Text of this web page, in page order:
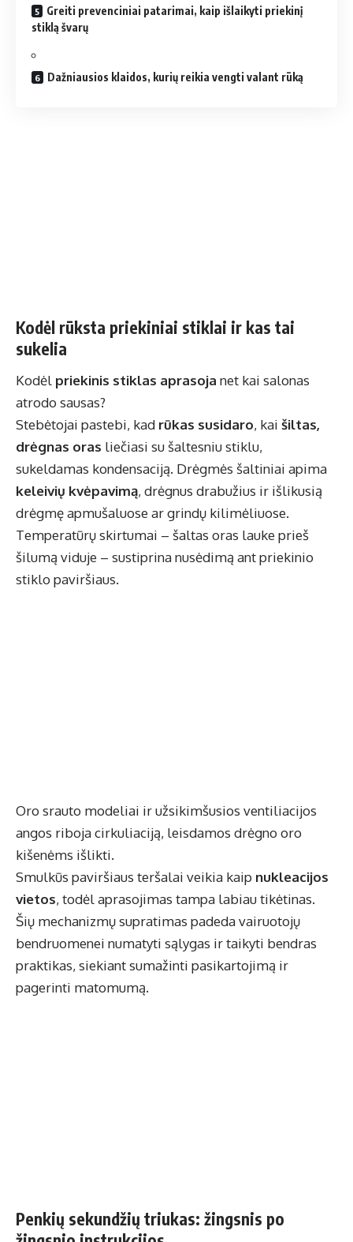
Greiti prevenciniai patarimai, kaip išlaikyti priekinį
stiklą švarų
Dažniausios klaidos, kurių reikia vengti valant rūką
Kodėl rūksta priekiniai stiklai ir kas tai
sukelia
Kodėl priekinis stiklas aprasoja net kai salonas
atrodo sausas?
Stebėtojai pastebi, kad rūkas susidaro, kai šiltas,
drėgnas oras liečiasi su šaltesniu stiklu,
sukeldamas kondensaciją. Drėgmės šaltiniai apima
keleivių kvėpavimą, drėgnus drabužius ir išlikusią
drėgmę apmušaluose ar grindų kilimėliuose.
Temperatūrų skirtumai – šaltas oras lauke prieš
šilumą viduje – sustiprina nusėdimą ant priekinio
stiklo paviršiaus.
Oro srauto modeliai ir užsikimšusios ventiliacijos
angos riboja cirkuliaciją, leisdamos drėgno oro
kišenėms išlikti.
Smulkūs paviršiaus teršalai veikia kaip nukleacijos
vietos, todėl aprasojimas tampa labiau tikėtinas.
Šių mechanizmų supratimas padeda vairuotojų
bendruomenei numatyti sąlygas ir taikyti bendras
praktikas, siekiant sumažinti pasikartojimą ir
pagerinti matomumą.
Penkių sekundžių triukas: žingsnis po